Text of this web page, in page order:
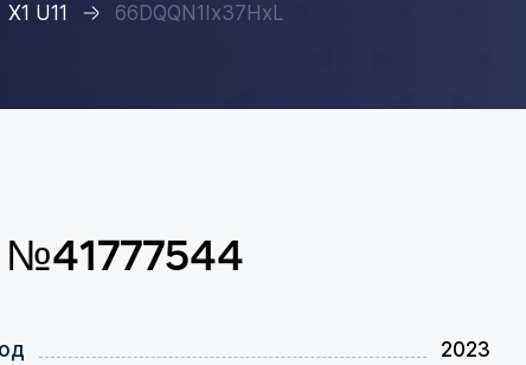
X1 U11 66DQQN1Ix37HxL
№41777544
2023